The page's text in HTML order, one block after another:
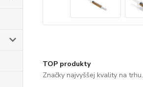
TOP produkty
Značky najvyššej kvality na trhu.